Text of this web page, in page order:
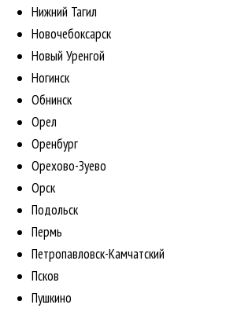
Нижний Тагил
Новочебоксарск
Новый Уренгой
Ногинск
Обнинск
Орел
Оренбург
Орехово-Зуево
Орск
Подольск
Пермь
Петропавловск-Камчатский
Псков
Пушкино